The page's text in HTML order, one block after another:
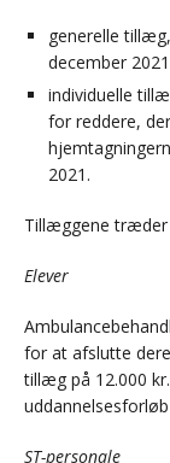
generelle
december
individuelle
for reddere,
2021.
Tillæggene træder
Elever
for at afslutte
tillæg på 12.000
ST-personale